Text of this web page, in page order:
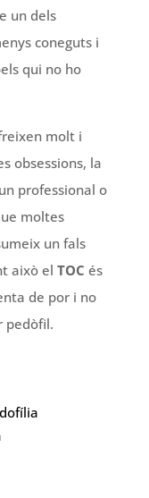
un dels
coneguts i
qui no ho
molt i
obsessions, la
professional o
moltes
un fals
això el TOC és
de por i no
pedòfil.